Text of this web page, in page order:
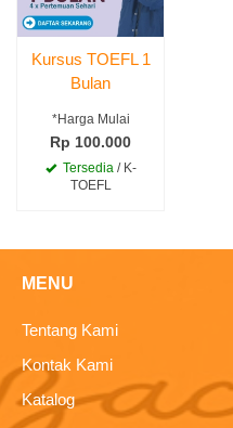
Kursus TOEFL 1
Bulan
*Harga Mulai
Rp 100.000
Tersedia/ K-
TOEFL
MENU
Tentang Kami
Kontak Kami
Katalog